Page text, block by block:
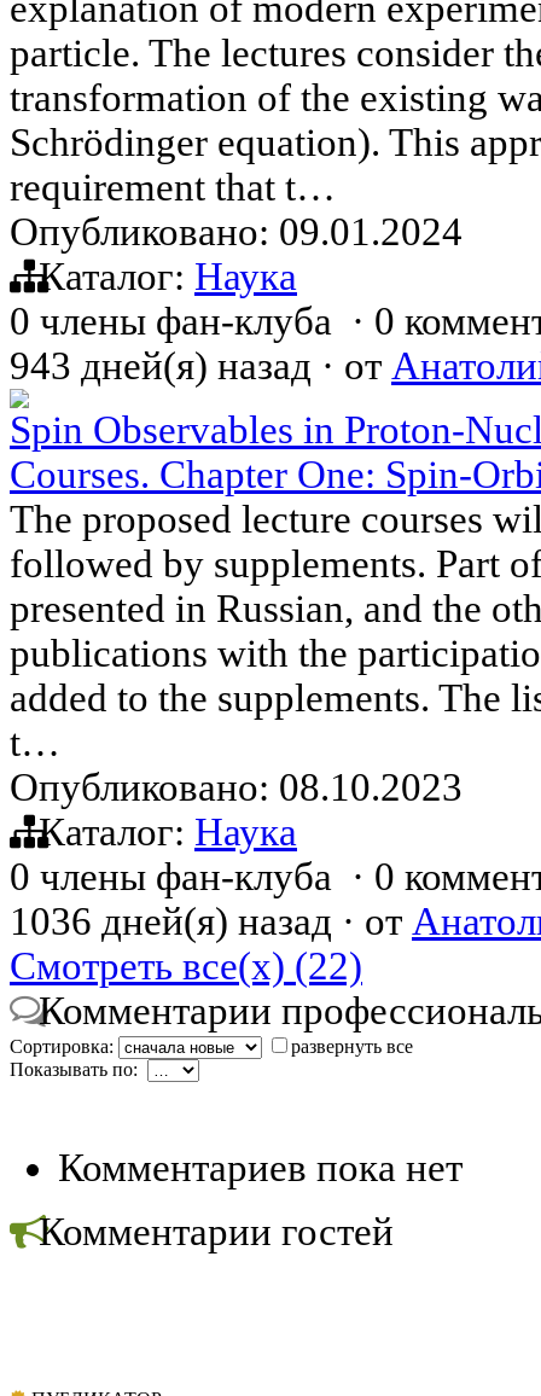
explanation of modern
particle. The lectures consider
transformation of the existing
Schrödinger equation). This
requirement that t…
Опубликовано: 09.01.2024
Каталог: Наука
0 члены фан-клуба · 0
943 дней(я) назад · от
Spin Observables in Proton-
Courses. Chapter One: Spin-
The proposed lecture courses
followed by supplements. Part
presented in Russian, and the
publications with the
added to the supplements. The
t…
Опубликовано: 08.10.2023
Каталог: Наука
0 члены фан-клуба · 0
1036 дней(я) назад · от
Смотреть все(х) (22)
Комментарии
Сортировка:
развернуть все
Показывать по:
Комментариев пока нет
Комментарии гостей